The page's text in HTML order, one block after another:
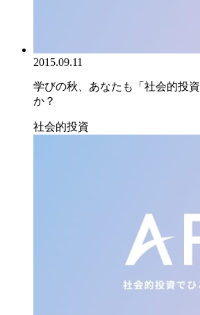
2015.09.11
学びの秋、あなたも「社会的投
か？
社会的投資